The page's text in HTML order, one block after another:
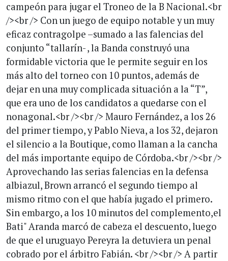
campeón para jugar el Troneo de la B Nacional.<br
/><br /> Con un juego de equipo notable y un muy
eficaz contragolpe –sumado a las falencias del
conjunto “tallarín- , la Banda construyó una
formidable victoria que le permite seguir en los
más alto del torneo con 10 puntos, además de
dejar en una muy complicada situación a la “T”,
que era uno de los candidatos a quedarse con el
nonagonal.<br /><br /> Mauro Fernández, a los 26
del primer tiempo, y Pablo Nieva, a los 32, dejaron
el silencio a la Boutique, como llaman a la cancha
del más importante equipo de Córdoba.<br /><br />
Aprovechando las serias falencias en la defensa
albiazul, Brown arrancó el segundo tiempo al
mismo ritmo con el que había jugado el primero.
Sin embargo, a los 10 minutos del complemento,el
Bati" Aranda marcó de cabeza el descuento, luego
de que el uruguayo Pereyra la detuviera un penal
cobrado por el árbitro Fabián. <br /><br /> A partir